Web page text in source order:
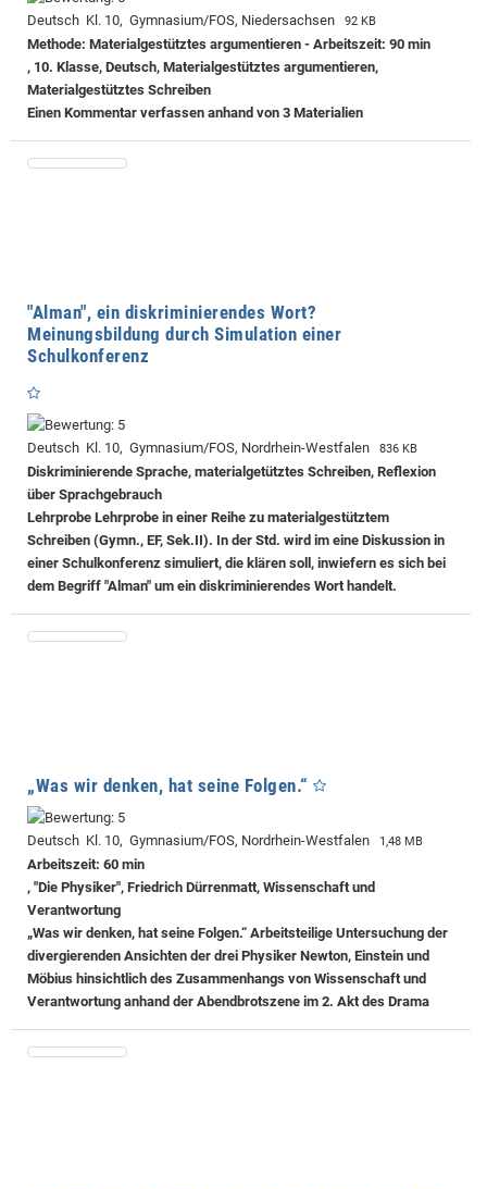
Deutsch Kl. 10, Gymnasium/FOS, Niedersachsen 92 KB
Methode: Materialgestütztes argumentieren - Arbeitszeit: 90 min
, 10. Klasse, Deutsch, Materialgestütztes argumentieren,
Materialgestütztes Schreiben
Einen Kommentar verfassen anhand von 3 Materialien
"Alman", ein diskriminierendes Wort?
Meinungsbildung durch Simulation einer
Schulkonferenz
Deutsch Kl. 10, Gymnasium/FOS, Nordrhein-Westfalen 836 KB
Diskriminierende Sprache, materialgetütztes Schreiben, Reflexion
über Sprachgebrauch
Lehrprobe Lehrprobe in einer Reihe zu materialgestütztem
Schreiben (Gymn., EF, Sek.II). In der Std. wird im eine Diskussion in
einer Schulkonferenz simuliert, die klären soll, inwiefern es sich bei
dem Begriff "Alman" um ein diskriminierendes Wort handelt.
„Was wir denken, hat seine Folgen.“
Deutsch Kl. 10, Gymnasium/FOS, Nordrhein-Westfalen 1,48 MB
Arbeitszeit: 60 min
, "Die Physiker", Friedrich Dürrenmatt, Wissenschaft und
Verantwortung
„Was wir denken, hat seine Folgen.“ Arbeitsteilige Untersuchung der
divergierenden Ansichten der drei Physiker Newton, Einstein und
Möbius hinsichtlich des Zusammenhangs von Wissenschaft und
Verantwortung anhand der Abendbrotszene im 2. Akt des Drama